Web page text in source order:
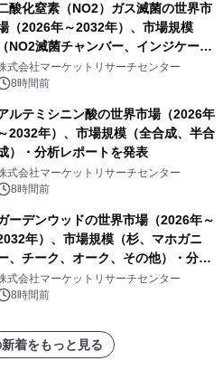
酸化窒素（NO2）ガス滅菌の世界市
（2026年～2032年）、市場規模
（NO2滅菌チャンバー、インジケータ
およびモニタリングシステム、その
）・分析レポートを発表
式会社マーケットリサーチセンター
8時間前
ルテミシニン酸の世界市場（2026年
～2032年）、市場規模（全合成、半合
）・分析レポートを発表
式会社マーケットリサーチセンター
8時間前
ーデンウッドの世界市場（2026年～
年）、市場規模（杉、マホガニ
、チーク、オーク、その他）・分析
ポートを発表
式会社マーケットリサーチセンター
8時間前
着をもっと見る